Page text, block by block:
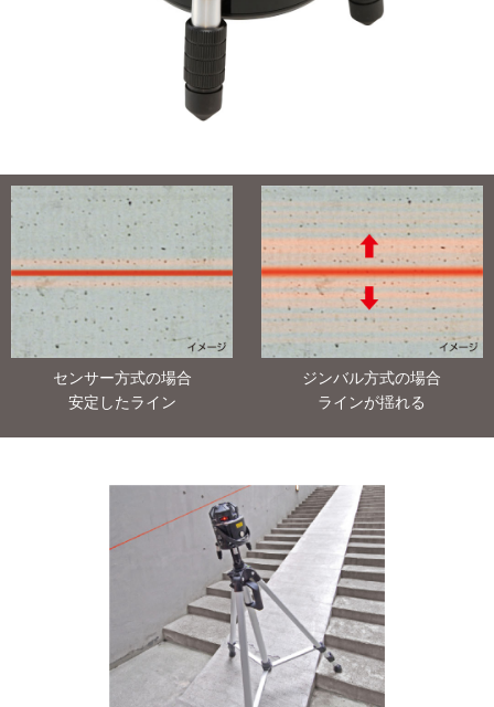
センサー方式の場合
安定したライン
ジンバル方式の場合
ラインが揺れる